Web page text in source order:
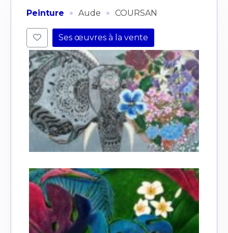
Peinture · Aude · COURSAN
Ses œuvres à la vente